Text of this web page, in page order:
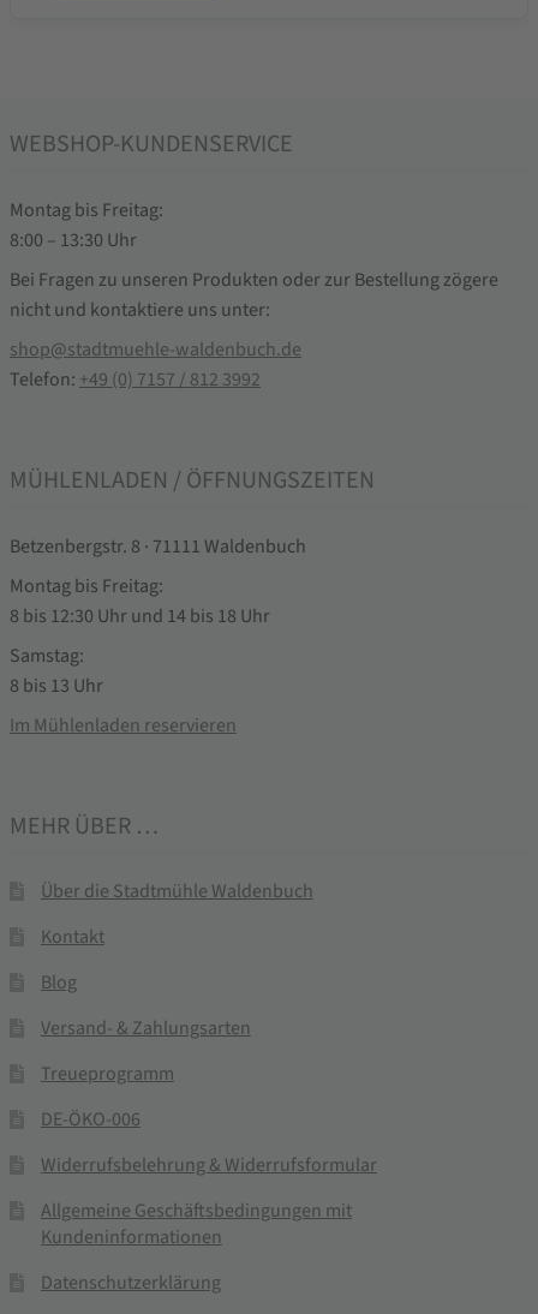
WEBSHOP-KUNDENSERVICE
Montag bis Freitag:
8:00 – 13:30 Uhr
Bei Fragen zu unseren Produkten oder zur Bestellung zögere
nicht und kontaktiere uns unter:
shop@stadtmuehle-waldenbuch.de
Telefon: +49 (0) 7157 / 812 3992
MÜHLENLADEN / ÖFFNUNGSZEITEN
Betzenbergstr. 8 · 71111 Waldenbuch
Montag bis Freitag:
8 bis 12:30 Uhr und 14 bis 18 Uhr
Samstag:
8 bis 13 Uhr
Im Mühlenladen reservieren
MEHR ÜBER …
Über die Stadtmühle Waldenbuch
Kontakt
Blog
Versand- & Zahlungsarten
Treueprogramm
DE-ÖKO-006
Widerrufsbelehrung & Widerrufsformular
Allgemeine Geschäftsbedingungen mit
Kundeninformationen
Datenschutzerklärung